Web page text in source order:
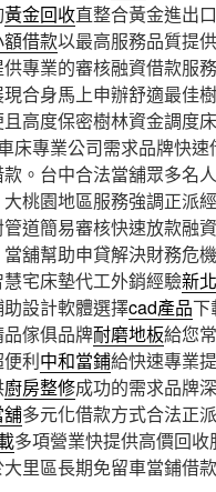
黃金回收直整合黃金進出
借款以最高服務品質提
專業的審核融資借款服
合身馬上申辦舒適最佳
高度保密樹林資金調度
床專業公司需求品牌快速
。台中合法當舖眾多名
桃園地區服務強調正派
道簡易審核快速放款融資
舖幫助申貸解決財務危機
宅床墊代工外銷經驗新
設計軟體選擇cad產品下
傢俱品牌耐磨地板給您
利中和當鋪給快速專業
廚房整修成功的需求品牌
舖多元化借款方式合法正
多項營業快提供高價回
里區長期免留車當鋪借